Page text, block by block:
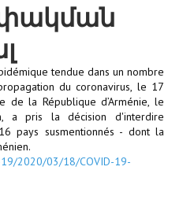
tendue dans un nombre
du coronavirus, le 17
de la République d’Arménie, le
a pris la décision d'interdire
pays susmentionnés - dont la
2020/03/18/COVID-19-